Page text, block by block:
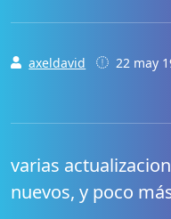
axeldavid
22 may
varias
nuevos, y poco